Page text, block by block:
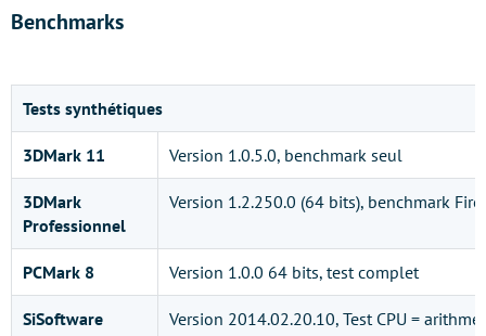
Benchmarks
Tests synthétiques
3DMark 11 Version 1.0.5.0, benchmark seul
3DMark
Professionnel
Version 1.2.250.0 (64 bits), benchmark
PCMark 8 Version 1.0.0 64 bits, test complet
SiSoftware
Version 2014.02.20.10, Test CPU =